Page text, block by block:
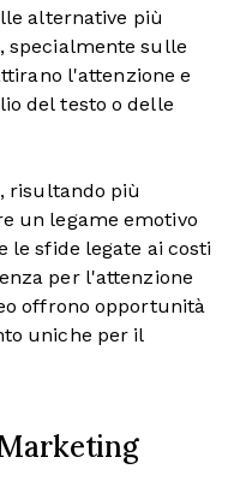
alternative più
specialmente sulle
l'attenzione e
del testo o delle
risultando più
un legame emotivo
le sfide legate ai costi
per l'attenzione
offrono opportunità
uniche per il